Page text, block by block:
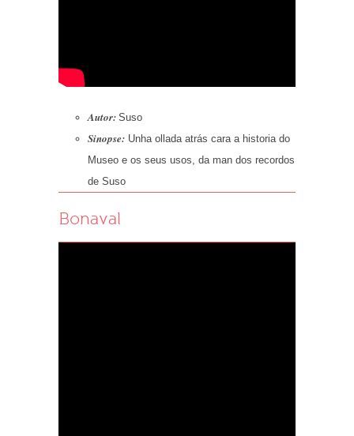
Autor: Suso
Sinopse:Unha ollada atrás cara a historia do
Museo e os seus usos, da man dos recordos
de Suso
Bonaval